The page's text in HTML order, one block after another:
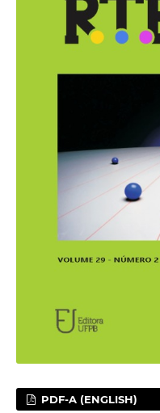
PDF-A (ENGLISH)